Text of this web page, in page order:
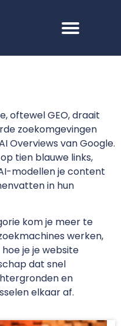
oftewel GEO, draait
zoekomgevingen
Overviews van Google.
tien blauwe links,
modellen je content
in hun
kom je meer te
werken,
je je website
dat snel
en
elkaar af.